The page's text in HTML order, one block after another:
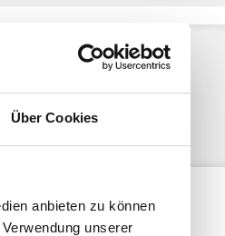
Über Cookies
anbieten zu können
unserer